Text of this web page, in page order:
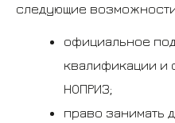
следующие
официальное
квалификации и
НОПРИЗ;
право занимать